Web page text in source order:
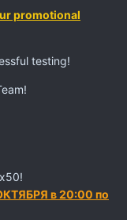
promotional
testing!
в 20:00 по